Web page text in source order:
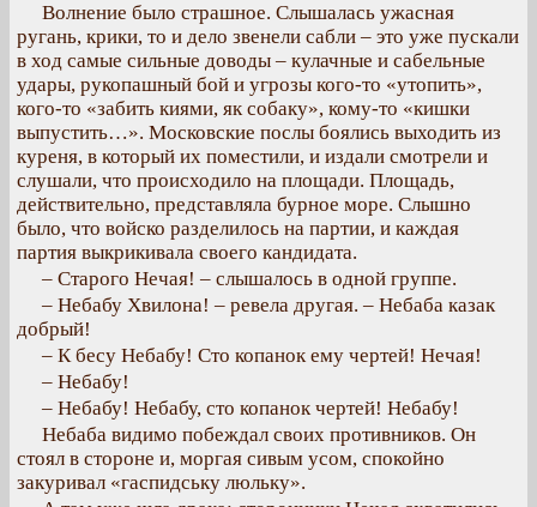
Волнение было страшное. Слышалась ужасная
ругань, крики, то и дело звенели сабли – это уже пускали
в ход самые сильные доводы – кулачные и сабельные
удары, рукопашный бой и угрозы кого-то «утопить»,
кого-то «забить киями, як собаку», кому-то «кишки
выпустить…». Московские послы боялись выходить из
куреня, в который их поместили, и издали смотрели и
слушали, что происходило на площади. Площадь,
действительно, представляла бурное море. Слышно
было, что войско разделилось на партии, и каждая
партия выкрикивала своего кандидата.
– Старого Нечая! – слышалось в одной группе.
– Небабу Хвилона! – ревела другая. – Небаба казак
добрый!
– К бесу Небабу! Сто копанок ему чертей! Нечая!
– Небабу!
– Небабу! Небабу, сто копанок чертей! Небабу!
Небаба видимо побеждал своих противников. Он
стоял в стороне и, моргая сивым усом, спокойно
закуривал «гаспидську люльку».